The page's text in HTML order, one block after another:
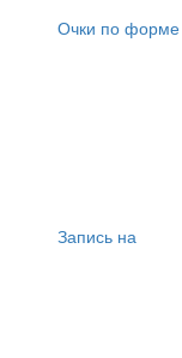
Очки по форме
Запись на